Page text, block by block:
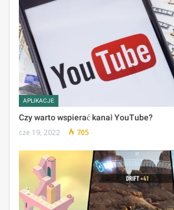
APLIKACJE
Czy warto wspierać kanał YouTube?
cze 19, 2022 705